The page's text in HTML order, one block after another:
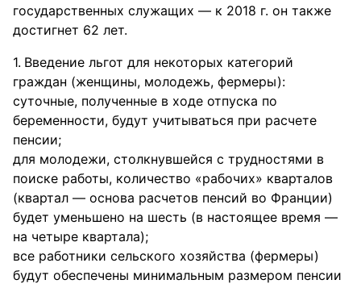
государственных служащих — к 2018 г. он также
достигнет 62 лет.
Введение льгот для некоторых категорий
граждан (женщины, молодежь, фермеры):
суточные, полученные в ходе отпуска по
беременности, будут учитываться при расчете
пенсии;
для молодежи, столкнувшейся с трудностями в
поиске работы, количество «рабочих» кварталов
(квартал — основа расчетов пенсий во Франции)
будет уменьшено на шесть (в настоящее время —
на четыре квартала);
все работники сельского хозяйства (фермеры)
будут обеспечены минимальным размером пенсии